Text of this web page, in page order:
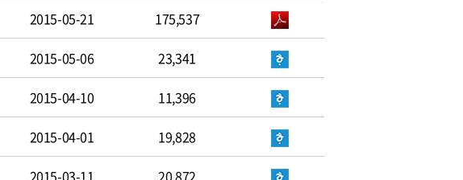
2015-05-21 175,537
2015-05-06 23,341
2015-04-10 11,396
2015-04-01 19,828
2015-03-11 20,872